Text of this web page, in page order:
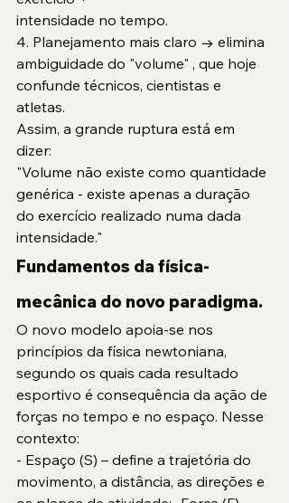
intensidade no tempo.
4. Planejamento mais claro → elimina
ambiguidade do "volume" , que hoje
confunde técnicos, cientistas e
atletas.
Assim, a grande ruptura está em
dizer:
"Volume não existe como quantidade
genérica - existe apenas a duração
do exercício realizado numa dada
intensidade."
Fundamentos da física-
mecânica do novo paradigma.
O novo modelo apoia-se nos
princípios da física newtoniana,
segundo os quais cada resultado
esportivo é consequência da ação de
forças no tempo e no espaço. Nesse
contexto:
- Espaço (S) – define a trajetória do
movimento, a distância, as direções e